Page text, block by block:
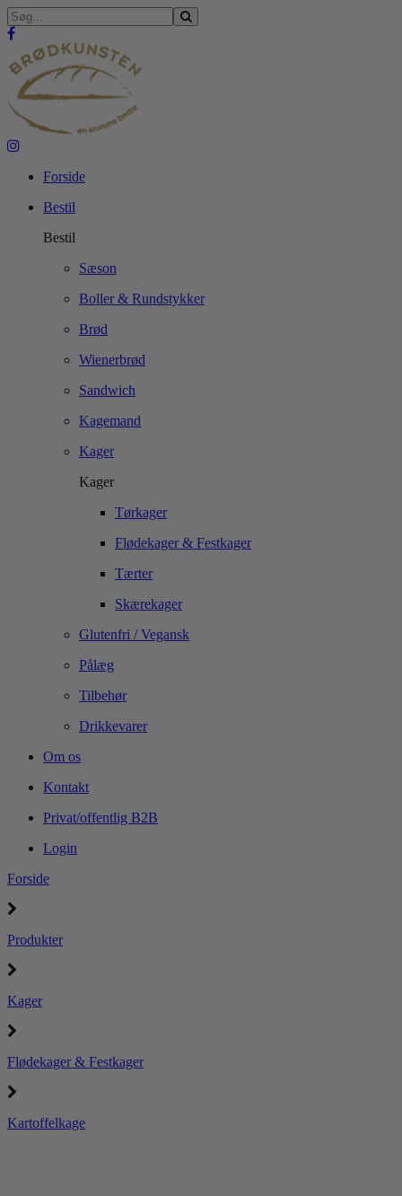
Forside
Bestil
Bestil
Sæson
Boller & Rundstykker
Brød
Wienerbrød
Sandwich
Kagemand
Kager
Kager
Tørkager
Flødekager & Festkager
Tærter
Skærekager
Glutenfri / Vegansk
Pålæg
Tilbehør
Drikkevarer
Om os
Kontakt
Privat/offentlig B2B
Login
Forside
Produkter
Kager
Flødekager & Festkager
Kartoffelkage